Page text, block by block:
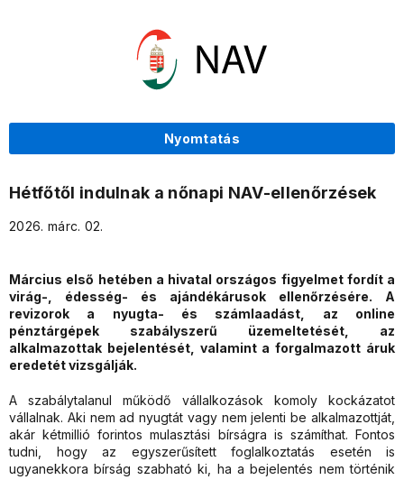
Nyomtatás
Hétfőtől indulnak a nőnapi NAV-ellenőrzések
2026. márc. 02.
Március első hetében a hivatal országos figyelmet fordít a
virág-, édesség- és ajándékárusok ellenőrzésére. A
revizorok a nyugta- és számlaadást, az online
pénztárgépek szabályszerű üzemeltetését, az
alkalmazottak bejelentését, valamint a forgalmazott áruk
eredetét vizsgálják.
A szabálytalanul működő vállalkozások komoly kockázatot
vállalnak. Aki nem ad nyugtát vagy nem jelenti be alkalmazottját,
akár kétmillió forintos mulasztási bírságra is számíthat. Fontos
tudni, hogy az egyszerűsített foglalkoztatás esetén is
ugyanekkora bírság szabható ki, ha a bejelentés nem történik